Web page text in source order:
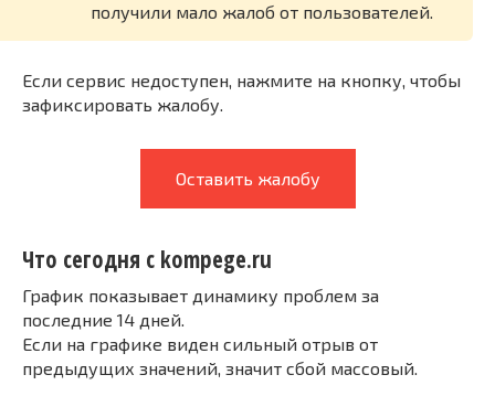
получили мало жалоб от пользователей.
Если сервис недоступен, нажмите на кнопку, чтобы
зафиксировать жалобу.
Оставить жалобу
Что сегодня с kompege.ru
График показывает динамику проблем за
последние 14 дней.
Если на графике виден сильный отрыв от
предыдущих значений, значит сбой массовый.